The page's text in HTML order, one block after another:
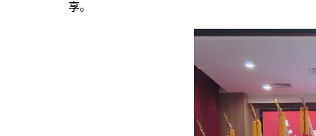
享。